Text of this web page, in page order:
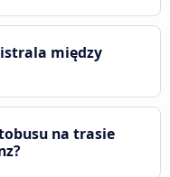
między
na trasie